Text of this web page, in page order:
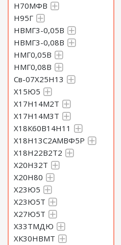
Н70МФВ
Н95Г
НВМГ3-0,05В
НВМГ3-0,08В
НМГ0,05В
НМГ0,08В
Св-07Х25Н13
Х15Ю5
Х17Н14М2Т
Х17Н14М3Т
Х18К60В14Н11
Х18Н13С2АМВФ5Р
Х18Н22В2Т2
Х20Н32Т
Х20Н80
Х23Ю5
Х23Ю5Т
Х27Ю5Т
Х33ТМДЮ
ХК30НВМТ